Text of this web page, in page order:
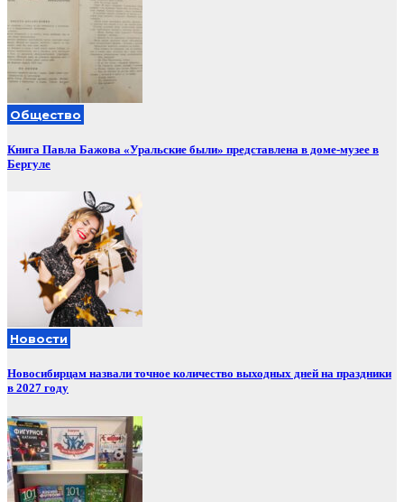
Общество
Книга Павла Бажова «Уральские были» представлена в доме-музее в
Бергуле
Новости
Новосибирцам назвали точное количество выходных дней на праздники
в 2027 году